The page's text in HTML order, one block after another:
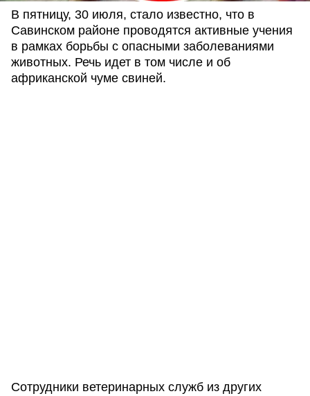
В пятницу, 30 июля, стало известно, что в
Савинском районе проводятся активные учения
в рамках борьбы с опасными заболеваниями
животных. Речь идет в том числе и об
африканской чуме свиней.
Сотрудники ветеринарных служб из других